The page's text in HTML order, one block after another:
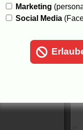
Marketing
Social Media